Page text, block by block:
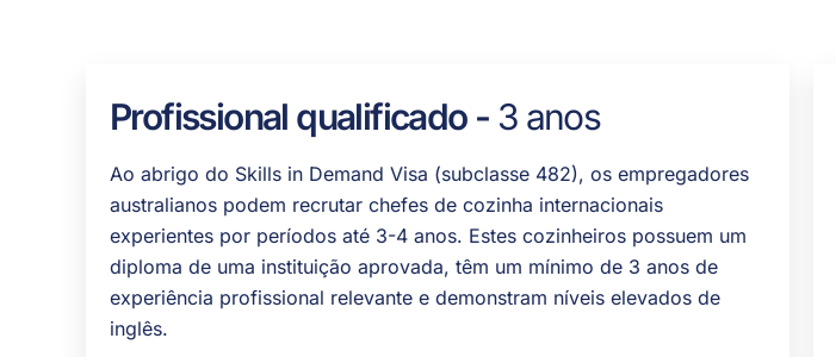
Profissional qualificado - 3 anos
Ao abrigo do Skills in Demand Visa (subclasse 482), os empregadores
australianos podem recrutar chefes de cozinha internacionais
experientes por períodos até 3-4 anos. Estes cozinheiros possuem um
diploma de uma instituição aprovada, têm um mínimo de 3 anos de
experiência profissional relevante e demonstram níveis elevados de
inglês.